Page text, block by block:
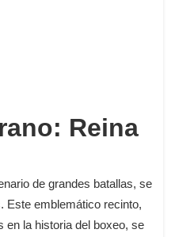
Reina
de grandes batallas, se
Este emblemático recinto,
en la historia del boxeo, se